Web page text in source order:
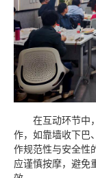
在互动环节中
作，如靠墙收下巴
作规范性与安全性
应谨慎按摩，避免